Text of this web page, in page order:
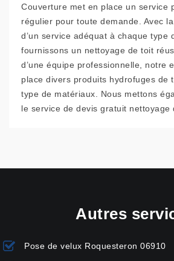
Couverture met en place un service
régulier pour toute demande. Avec
d’un service adéquat à chaque type
fournissons un nettoyage de toit
d’une équipe professionnelle, notre
place divers produits hydrofuges de
type de matériaux. Nous mettons
le service de devis gratuit nettoyage
Autres
Pose de velux Roquesteron 06910